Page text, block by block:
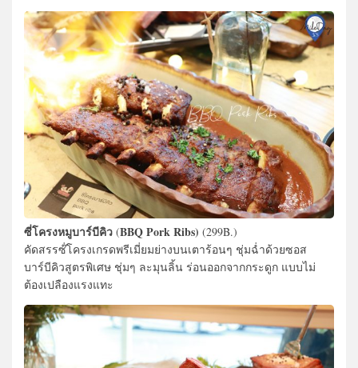
ซี่โครงหมูบาร์บีคิว (BBQ Pork Ribs) (299B.)
คัดสรรซ๊่โครงเกรดพรีเมี่ยมย่างบนเตาร้อนๆ ชุ่มฉ่ำด้วยซอส
บาร์บีคิวสูตรพิเศษ ชุ่มๆ ละมุนลิ้น ร่อนออกจากกระดูก แบบไม่
ต้องเปลืองแรงแทะ